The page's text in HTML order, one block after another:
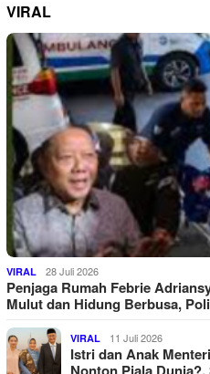
VIRAL
VIRAL 28 Juli 2026
Penjaga Rumah Febrie
Mulut dan Hidung Berbusa,
VIRAL 11 Juli 2026
Istri dan Anak